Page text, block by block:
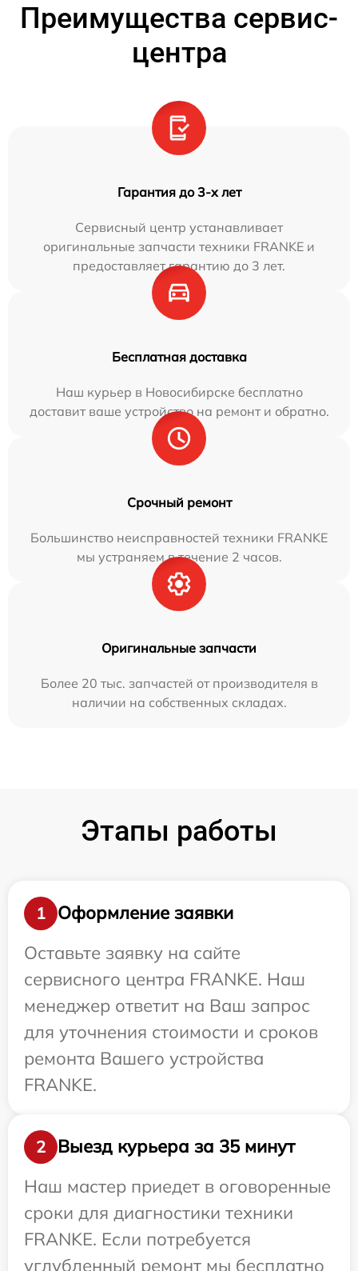
Преимущества сервис-
центра
Гарантия до 3-х лет
Сервисный центр устанавливает
оригинальные запчасти техники FRANKE и
предоставляет гарантию до 3 лет.
Бесплатная доставка
Наш курьер в Новосибирске бесплатно
доставит ваше устройство на ремонт и обратно.
Срочный ремонт
Большинство неисправностей техники FRANKE
мы устраняем в течение 2 часов.
Оригинальные запчасти
Более 20 тыс. запчастей от производителя в
наличии на собственных складах.
Этапы работы
1
Оформление заявки
Оставьте заявку на сайте
сервисного центра FRANKE. Наш
менеджер ответит на Ваш запрос
для уточнения стоимости и сроков
ремонта Вашего устройства
FRANKE.
2
Выезд курьера за 35 минут
Наш мастер приедет в оговоренные
сроки для диагностики техники
FRANKE. Если потребуется
углубленный ремонт мы бесплатно